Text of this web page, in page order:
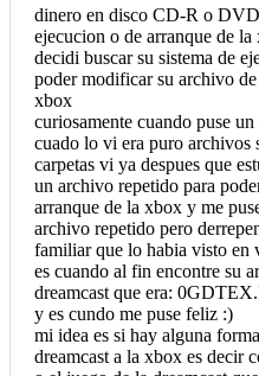
dinero en disco CD-R o
ejecucion o de arranque de
decidi buscar su sistema de
poder modificar su archivo
xbox
curiosamente cuando puse
cuado lo vi era puro archivos
carpetas vi ya despues que
un archivo repetido para
arranque de la xbox y me
archivo repetido pero
familiar que lo habia visto en
es cuando al fin encontre su
dreamcast que era:
y es cundo me puse feliz :)
mi idea es si hay alguna
dreamcast a la xbox es decir